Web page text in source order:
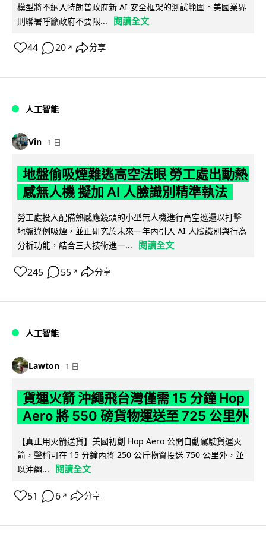
模型將不納入特朗普政府新 AI 安全框架的測試範圍。美國業界
則聯署呼籲政府不要限...
閱讀全文
44 20 ↗ 分享
人工智能
Vin 1 日
地盤偷吸煙難逃高空法眼 勞工處出動熱
感無人機 擬加 AI 人臉識別精準執法
勞工處投入配備熱感應鏡頭的小型無人機進行高空巡邏以打擊
地盤違例吸煙，並正研究於未來一年內引入 AI 人臉識別與行為
分析功能，結合三大技術進一...
閱讀全文
245 55 ↗ 分享
人工智能
Lawton 1 日
貨運火箭 沖繩飛台灣僅需 15 分鐘 Hop
Aero 將 550 磅貨物運送至 725 公里外
【真正用火箭送貨】美國初創 Hop Aero 公開自動駕駛貨運火
箭，聲稱可在 15 分鐘內將 250 公斤物資投送 750 公里外，並
以沖繩...
閱讀全文
51 6 ↗ 分享